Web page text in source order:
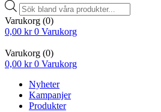
Products
search
Varukorg (0)
0,00 kr 0 Varukorg
Varukorg (0)
0,00 kr 0 Varukorg
Nyheter
Kampanjer
Produkter